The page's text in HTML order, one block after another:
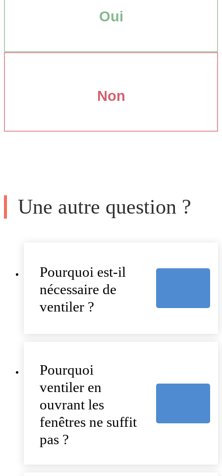
Oui
Non
Une autre question ?
Pourquoi est-il
nécessaire de
ventiler ?
Pourquoi
ventiler en
ouvrant les
fenêtres ne suffit
pas ?